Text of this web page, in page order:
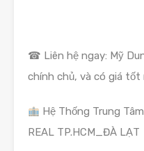
☎ Liên hệ ngay: Mỹ
chính chủ, và có giá tốt
Hệ Thống Trung
REAL TP.HCM_ĐÀ LẠT